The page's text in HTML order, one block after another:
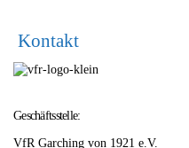
Kontakt
Geschäftsstelle:
VfR Garching von 1921 e.V.